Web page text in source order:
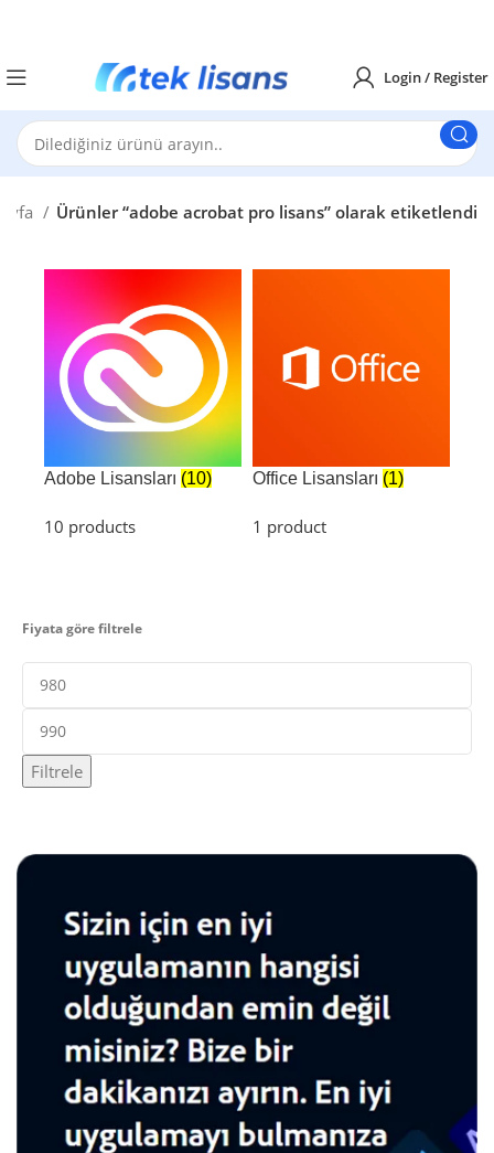
Login / Register
Ürünler “adobe acrobat pro lisans​” olarak etiketlendi
Adobe Lisansları (10)
10 products
Office Lisansları (1)
1 product
Fiyata göre filtrele
Filtrele